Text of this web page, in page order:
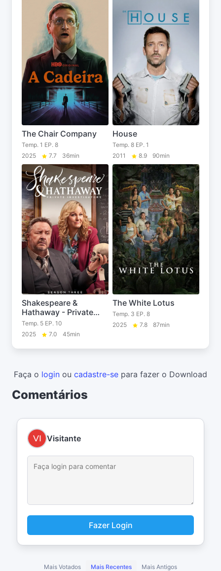
The Chair Company
Temp. 1 EP. 8
2025
7.7 36min
House
Temp. 8 EP. 1
2011
8.9 90min
Shakespeare &
Hathaway - Private
Investigators
Temp. 5 EP. 10
2025
7.0 45min
The White Lotus
Temp. 3 EP. 8
2025
7.8 87min
Faça o login ou cadastre-se para fazer o Download
Comentários
Visitante
Fazer Login
Mais Votados Mais Recentes Mais Antigos